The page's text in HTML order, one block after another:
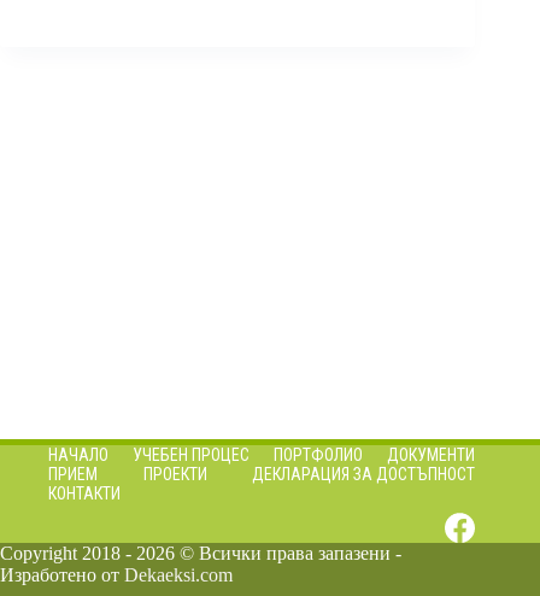
НАЧАЛО УЧЕБЕН ПРОЦЕС ПОРТФОЛИО
ДОКУМЕНТИ
ПРИЕМ
ПРОЕКТИ
ДЕКЛАРАЦИЯ ЗА ДОСТЪПНОСТ
КОНТАКТИ
Copyright 2018 - 2026 © Всички права запазени -
Изработено от Dekaeksi.com